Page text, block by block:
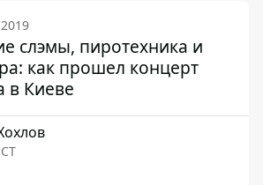
слэмы, пиротехника и
как прошел концерт
в Киеве